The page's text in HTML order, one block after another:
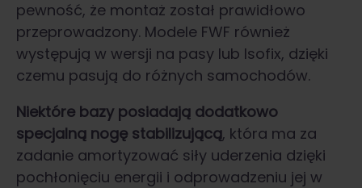
pewność, że montaż został prawidłowo
przeprowadzony. Modele FWF również
występują w wersji na pasy lub Isofix, dzięki
czemu pasują do różnych samochodów.
Niektóre bazy posiadają dodatkowo
specjalną nogę stabilizującą, która ma za
zadanie amortyzować siły uderzenia dzięki
pochłonięciu energii i odprowadzeniu jej w